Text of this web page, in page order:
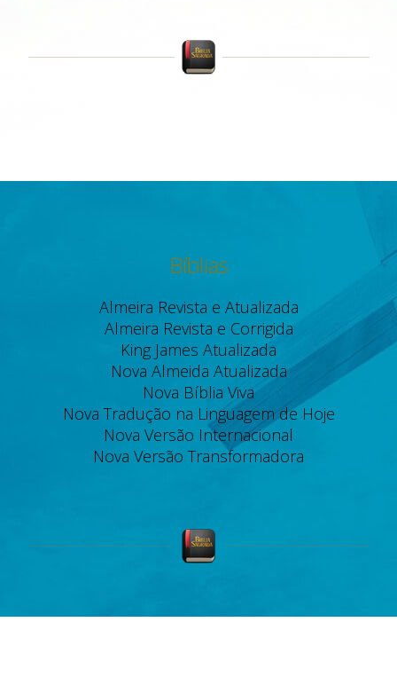
Bíblias
Almeira Revista e Atualizada
Almeira Revista e Corrigida
King James Atualizada
Nova Almeida Atualizada
Nova Bíblia Viva
Nova Tradução na Linguagem de Hoje
Nova Versão Internacional
Nova Versão Transformadora